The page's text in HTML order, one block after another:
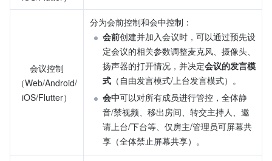
会议控制
（Web/Android/
iOS/Flutter）
分为会前控制和会中控制：
会前创建并加入会议时，可以通过预先设
定会议的相关参数调整麦克风、摄像头、
扬声器的打开情况，并决定会议的发言模
式 （自由发言模式/上台发言模式）。
会中可以对所有成员进行管控，全体静
音/禁视频、移出房间、转交主持人、邀
请上台/下台等、仅房主/管理员可屏幕共
享（全体禁止屏幕共享）。